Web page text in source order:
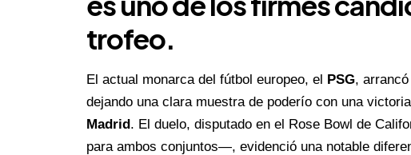
trofeo.
El actual monarca del fútbol europeo, el PSG,
dejando una clara muestra de poderío con una
Madrid. El duelo, disputado en el Rose Bowl de
para ambos conjuntos—, evidenció una notable